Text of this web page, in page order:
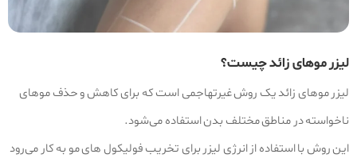
لیزر موهای زائد چیست؟
لیزر موهای زائد یک روش غیرتهاجمی است که برای کاهش و حذف موهای
ناخواسته در مناطق مختلف بدن استفاده می‌شود.
این روش با استفاده از انرژی لیزر برای تخریب فولیکول‌ های مو به کار می‌رود